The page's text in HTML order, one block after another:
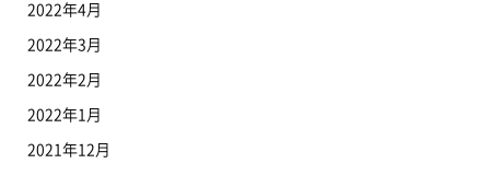
2022年4月
2022年3月
2022年2月
2022年1月
2021年12月